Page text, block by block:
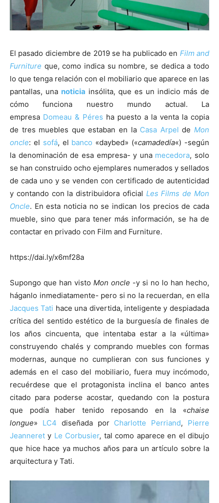
El pasado diciembre de 2019 se ha publicado en Film and
Furniture que, como indica su nombre, se dedica a todo
lo que tenga relación con el mobiliario que aparece en las
pantallas, una noticia insólita, que es un indicio más de
cómo funciona nuestro mundo actual. La
empresa Domeau & Péres ha puesto a la venta la copia
de tres muebles que estaban en la Casa ArpeldeMon
oncle: el sofá, el banco «daybed» («camadedía«) -según
la denominación de esa empresa- y una mecedora, solo
se han construido ocho ejemplares numerados y sellados
de cada uno y se venden con certificado de autenticidad
y contando con la distribuidora oficial Les Films de Mon
Oncle. En esta noticia no se indican los precios de cada
mueble, sino que para tener más información, se ha de
contactar en privado con Film and Furniture.
https://dai.ly/x6mf28a
Supongo que han visto Mon oncle -y si no lo han hecho,
háganlo inmediatamente- pero si no la recuerdan, en ella
Jacques Tati hace una divertida, inteligente y despiadada
crítica del sentido estético de la burguesía de finales de
los años cincuenta, que intentaba estar a la «última»
construyendo chalés y comprando muebles con formas
modernas, aunque no cumplieran con sus funciones y
además en el caso del mobiliario, fuera muy incómodo,
recuérdese que el protagonista inclina el banco antes
citado para poderse acostar, quedando con la postura
que podía haber tenido reposando en la «chaise
longue» LC4 diseñada por Charlotte Perriand, Pierre
Jeanneret y Le Corbusier, tal como aparece en el dibujo
que hice hace ya muchos años para un artículo sobre la
arquitectura y Tati.